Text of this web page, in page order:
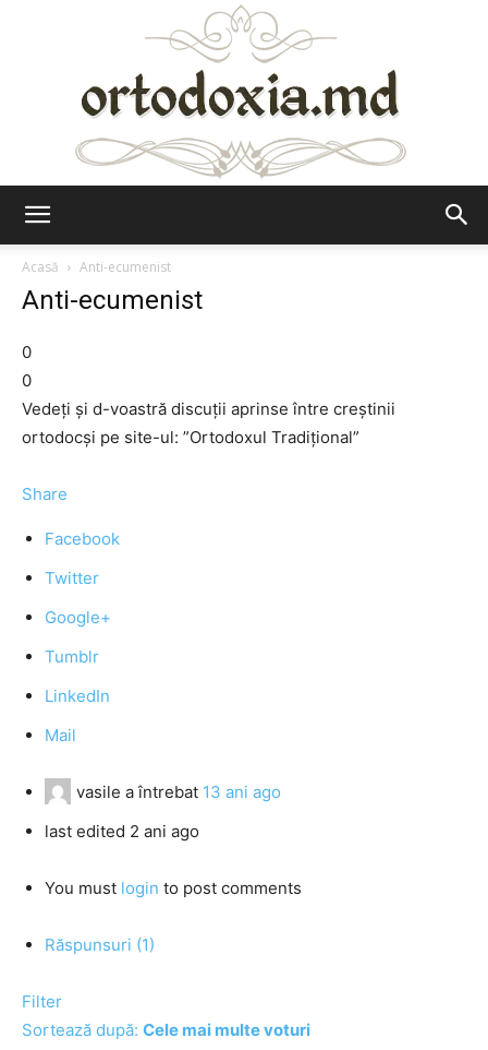
Acasă
Anti-ecumenist
Anti-ecumenist
0
0
Vedeți și d-voastră discuții aprinse între creștinii
ortodocși pe site-ul: ”Ortodoxul Tradițional”
Share
Facebook
Twitter
Google+
Tumblr
LinkedIn
Mail
vasile a întrebat 13 ani ago
last edited 2 ani ago
You must login to post comments
Răspunsuri (1)
Filter
Sortează după: Cele mai multe voturi